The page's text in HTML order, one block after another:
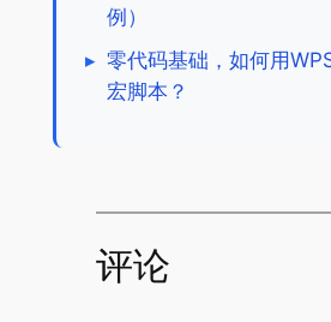
例）
▸ 零代码基础，如何用
宏脚本？
评论